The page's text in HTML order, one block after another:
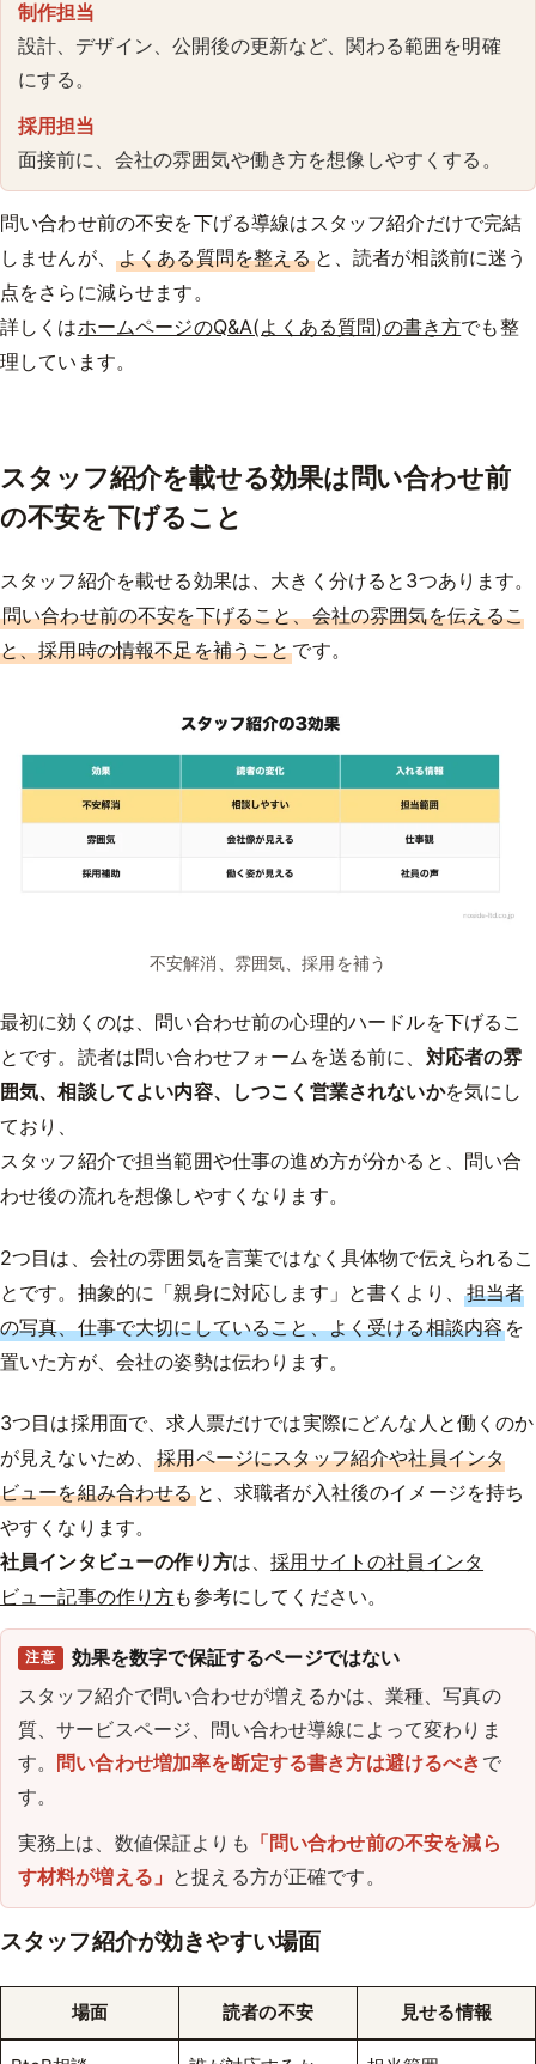
制作担当
設計、デザイン、公開後の更新など、関わる範囲を明確
にする。
採用担当
面接前に、会社の雰囲気や働き方を想像しやすくする。
問い合わせ前の不安を下げる導線はスタッフ紹介だけで完結
しませんが、 よくある質問を整えると、読者が相談前に迷う
点をさらに減らせます。
詳しくはホームページのQ&A(よくある質問)の書き方でも整
理しています。
スタッフ紹介を載せる効果は問い合わせ前
の不安を下げること
スタッフ紹介を載せる効果は、大きく分けると3つあります。
問い合わせ前の不安を下げること、会社の雰囲気を伝えるこ
と、採用時の情報不足を補うことです。
不安解消、雰囲気、採用を補う
最初に効くのは、問い合わせ前の心理的ハードルを下げるこ
とです。読者は問い合わせフォームを送る前に、 対応者の雰
囲気、相談してよい内容、しつこく営業されないかを気にし
ており、
スタッフ紹介で担当範囲や仕事の進め方が分かると、問い合
わせ後の流れを想像しやすくなります。
2つ目は、会社の雰囲気を言葉ではなく具体物で伝えられるこ
とです。抽象的に「親身に対応します」と書くより、 担当者
の写真、仕事で大切にしていること、よく受ける相談内容を
置いた方が、会社の姿勢は伝わります。
3つ目は採用面で、求人票だけでは実際にどんな人と働くのか
が見えないため、採用ページにスタッフ紹介や社員インタ
ビューを組み合わせると、求職者が入社後のイメージを持ち
やすくなります。
社員インタビューの作り方は、採用サイトの社員インタ
ビュー記事の作り方も参考にしてください。
注意 効果を数字で保証するページではない
スタッフ紹介で問い合わせが増えるかは、業種、写真の
質、サービスページ、問い合わせ導線によって変わりま
す。
問い合わせ増加率を断定する書き方は避けるべき で
す。
実務上は、数値保証よりも 「問い合わせ前の不安を減ら
す材料が増える」 と捉える方が正確です。
スタッフ紹介が効きやすい場面
場面 読者の不安 見せる情報